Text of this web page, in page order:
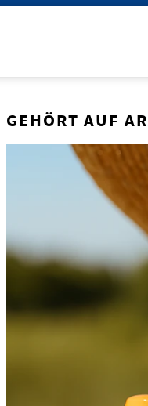
GEHÖRT AUF